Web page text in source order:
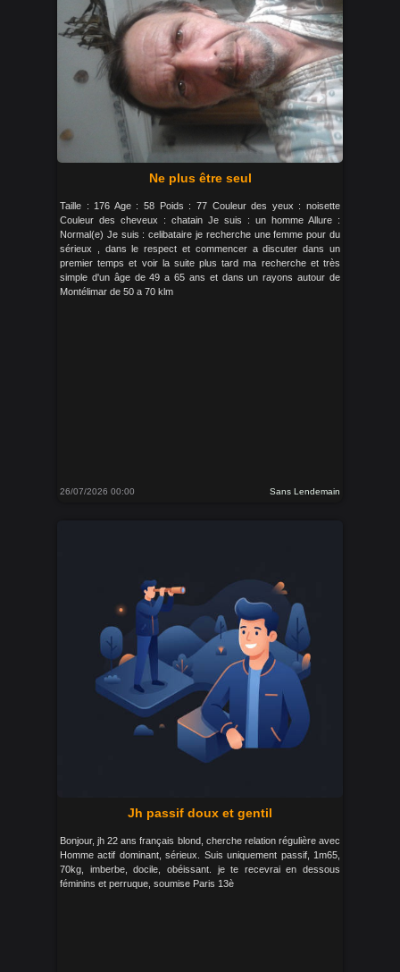
Ne plus être seul
Taille : 176 Age : 58 Poids : 77 Couleur des yeux : noisette
Couleur des cheveux : chatain Je suis : un homme Allure :
Normal(e) Je suis : celibataire je recherche une femme pour du
sérieux , dans le respect et commencer a discuter dans un
premier temps et voir la suite plus tard ma recherche et très
simple d'un âge de 49 a 65 ans et dans un rayons autour de
Montélimar de 50 a 70 klm
26/07/2026 00:00 Sans Lendemain
Jh passif doux et gentil
Bonjour, jh 22 ans français blond, cherche relation régulière avec
Homme actif dominant, sérieux. Suis uniquement passif, 1m65,
70kg, imberbe, docile, obéissant. je te recevrai en dessous
féminins et perruque, soumise Paris 13è